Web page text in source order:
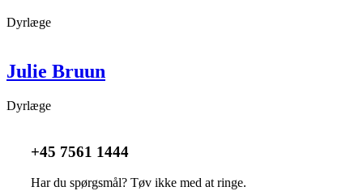
Dyrlæge
Julie Bruun
Dyrlæge
+45 7561 1444
Har du spørgsmål? Tøv ikke med at ringe.